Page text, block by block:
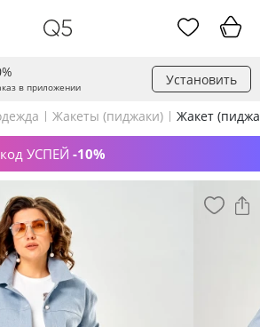
в приложении Установить
Жакеты (пиджаки) Жакет
УСПЕЙ -10%